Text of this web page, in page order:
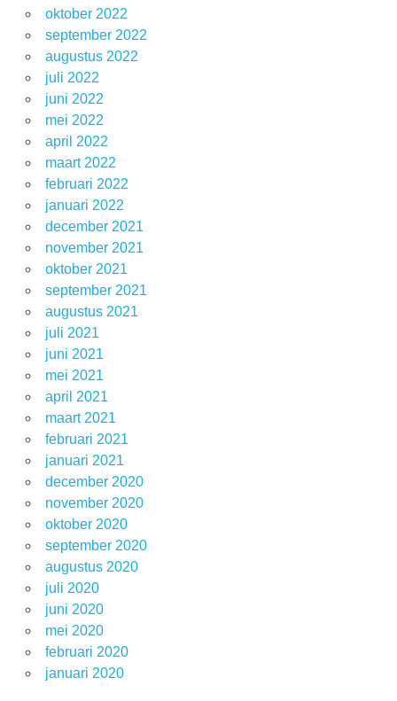
oktober 2022
september 2022
augustus 2022
juli 2022
juni 2022
mei 2022
april 2022
maart 2022
februari 2022
januari 2022
december 2021
november 2021
oktober 2021
september 2021
augustus 2021
juli 2021
juni 2021
mei 2021
april 2021
maart 2021
februari 2021
januari 2021
december 2020
november 2020
oktober 2020
september 2020
augustus 2020
juli 2020
juni 2020
mei 2020
februari 2020
januari 2020